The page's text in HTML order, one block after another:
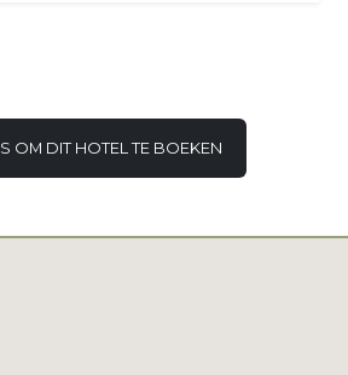
OM DIT HOTEL TE BOEKEN